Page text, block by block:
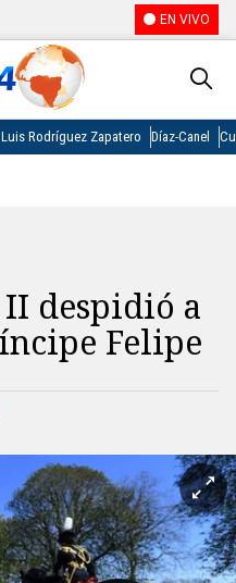
EN VIVO
Rodríguez Zapatero Díaz-Canel
despidió a
Felipe